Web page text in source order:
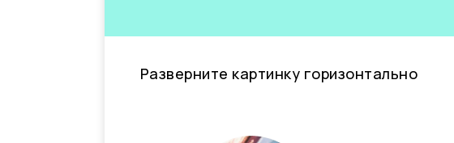
Разверните картинку горизонтально